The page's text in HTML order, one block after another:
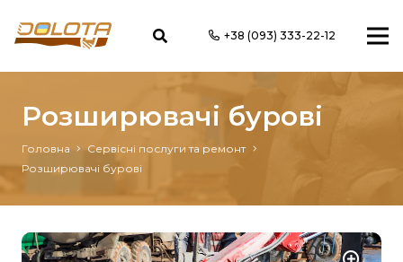
+38 (093) 333-22-12
Розширювачі бурові
Головна
Сервісні послуги та ремонт
Розширювачі бурові